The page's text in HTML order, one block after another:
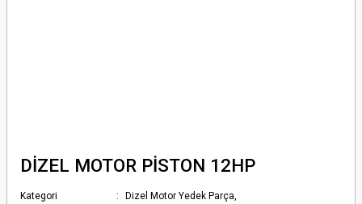
DİZEL MOTOR PİSTON 12HP
Kategori
Dizel Motor Yedek Parça,